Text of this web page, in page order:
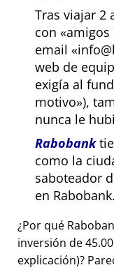
Tras viajar 2
con
email
web de
exigía al
motivo ),
nunca le
Rabobank
como la
saboteador
en Rabobank.
¿Por qué
inversión de
explicación)?